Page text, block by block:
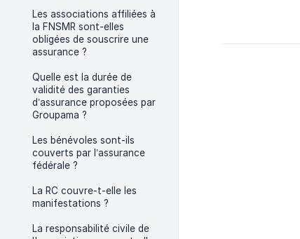
Les associations affiliées à
la FNSMR sont-elles
obligées de souscrire une
assurance ?
Quelle est la durée de
validité des garanties
d’assurance proposées par
Groupama ?
Les bénévoles sont-ils
couverts par l’assurance
fédérale ?
La RC couvre-t-elle les
manifestations ?
La responsabilité civile de